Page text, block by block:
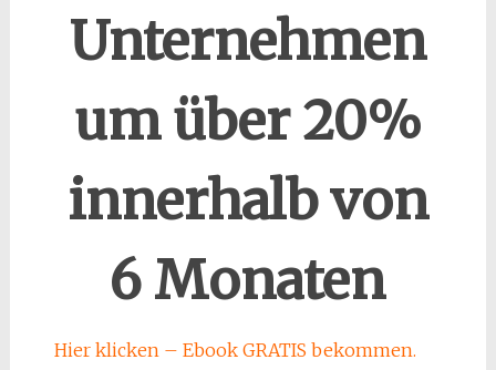
Unternehmen
um über 20%
innerhalb von
6 Monaten
Hier klicken – Ebook GRATIS bekommen.